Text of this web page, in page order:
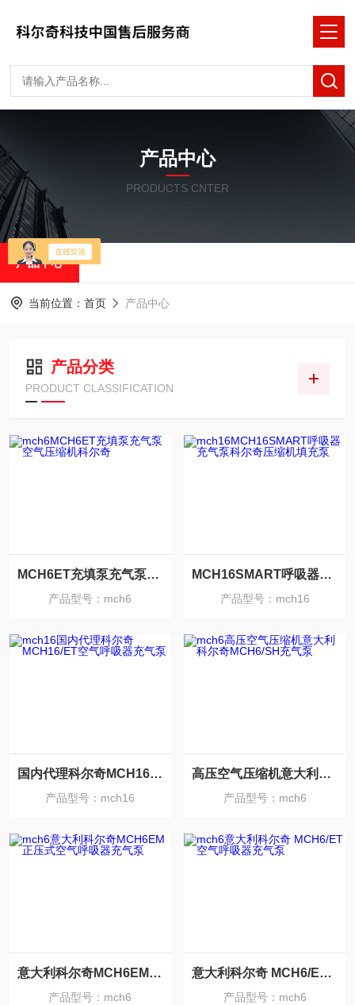
产品中心
PRODUCTS CNTER
产品中心
当前位置： 首页 产品中心
产品分类
PRODUCT CLASSIFICATION
MCH6ET充填泵充气泵空气压缩机科尔奇
产品型号：mch6
MCH16SMART呼吸器充气泵科尔奇压缩机填充泵
产品型号：mch16
国内代理科尔奇MCH16/ET空气呼吸器充气泵
产品型号：mch16
高压空气压缩机意大利科尔奇MCH6/SH充气泵
产品型号：mch6
意大利科尔奇MCH6EM正压式空气呼吸器充气泵
产品型号：mch6
意大利科尔奇 MCH6/ET 空气呼吸器充气泵
产品型号：mch6